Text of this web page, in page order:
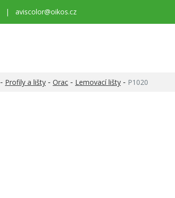
| aviscolor@oikos.cz
- Profily a lišty - Orac - Lemovací lišty - P1020